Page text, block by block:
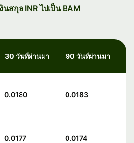
นสกุล INR ไปเป็น BAM
30 วันที่ผ่านมา 90 วันที่ผ่านมา
0.0180 0.0183
0.0177 0.0174